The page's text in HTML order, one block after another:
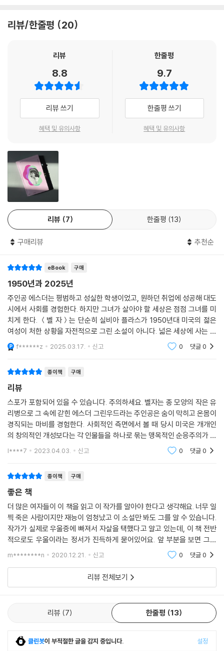
--- p.127~129
기니 여사에게 감사해야 한다는 것은 알았지만 그런 감정이 생기지 않았
라. 내가 어디 있든?배의 갑판이든 파리나 방콕의 거리 카페든? 나 자신의
시큼한 공기 속에서 속을 태우며 벨 자종 모양의 유리관 밑에 앉아 있을 테
니까.
--- p.245~246
다시 눈이 내려 조앤의 새 무덤 자리를 지우리라.
나는 깊이 숨을 쉬고 예전 같은 심장박동 소리에 귀 기울였다.
나는 살아 있다, 나는 살아 있다, 나는 살아 있다.
--- p.323~324
텔을 “아마존Amazon”이라 이름 지음으로써, 단순히 “바비존Barbizo
n”의 발음과 가깝다는 것을 즐기는 데에서 그치지 않고 이 호텔의 전체적
는 곳에서 딸들이 살기를 바”라는 “부자 부모를 둔 내 또래 여자애들이 주
로 묵”는 곳 말이다. 실비아 플라스는 이 소설의 주요한 테마가 남성과 여
성 사이의 적대감임을 밝히고 있다.
나아가 실비아 플라스는 이 “낯설게 하기”를 통해 에스더의 과거와 현재,
그리고 심리 상태를 치밀히 묘사함으로써 우리가 에스더의 삶을 보다 다각
도에서 들여다볼 수 있게 한다. 광기를 ‘숨막힐 듯한 벨 자가 머리 위로 내
서도 말이다. 벨 자가 언제 덮쳐올지는 아무도 모른다. 에스더를 비롯한 우
리는 언제나 벨 자 밑에 앉아 있을 것이므로.
“고요가 날 짓눌렀다. 그것은 내 자신의 고요였다.”
과거와 현재와 미래의 고통에 대한, 단순한 진실
열아홉 살 에스더 그린우드는 유명 잡지인 〈레이디스 데이〉의 공모전에 당
선되어 여름 한 달 동안 뉴욕에서 인턴으로 일하게 된다. 한적하고 전형적
생이었고 앞으로도 그렇게 살아갈 터였다.
나는 지역신문 〈가제트〉의 대학 통신원이었고 문예지의 편집자였다. 또 인
기 좋은 부서인 우등생위원회의 간사로 학문적·사회적 위반과 처벌을 담당
했다. 또 유명 여자 시인이기도 한 교수가 동부에 있는 여러 큰 대학의 대학
원에 추천해주겠다고 했다. 전액 장학금을 주겠다는 약속도 받았고, 이제
지성적인 패션 잡지의 최고 편집자에게 일을 배우게 됐다.
다. 에스더는 처음으로 맞닥뜨린 화려하고 음울한 대도시의 인간 군상 속
에서, 사실은 혼란스러워하고 있는 자기 자신을 발견한다. 도린처럼 화려
하게 살 수도 없으면서 엄마가 바라는 ‘모범적인 미국 여성’으로서의 삶을
감당할 자신도 없다. 비겁한 위선자인 버디 윌러드와 눈 딱 감고 결혼해서
의사 부인이 되어 안정적으로 살고 싶다는 바람 따위도 없지만 콘스탄틴
같은 남자와 적극적으로 만남을 이어가지도 못한다. 무엇보다도 그간 별
은, 아무것도 없었다. 에스더의 내면에는 이제 깊은 고요만이 존재한다.
큰 장학금을 따서 대학원에 진학하거나 학자금을 지원받아서 유럽에서 공
부할 생각을 늘 했다. 그 후 교수가 되어 시 관련 책을 집필하거나, 시에 대
한 책을 쓰면서 편집자가 될 계획이었다. 평상시에는 이런 계획을 이야기
했다.
나도 모르게 이런 말이 튀어나왔다. 그 말을 하면서 스스로 깊은 충격을 받
았다. 말을 입 밖에 낸 순간 그게 사실임을 알았으니까.
-49~50쪽
“미국 전역의 수많은 여대생이 선망하는”, “생애 최고의 시간”을 보냈어
야 할 에스더는 어딘가 텅 빈 채로 보스턴에 돌아온다. 유명 작가가 강의하
는 여름 학기 글쓰기 강좌를 들으며 다잡을 계획으로 버텼지만 지원자 선
정에서 탈락하면서 그야말로 갈 곳을 잃는다. “미친 듯이 공부하고, 읽고,
리뷰/한줄평 20
리뷰
8.8
리뷰 쓰기
혜택 및 유의사항
한줄평
9.7
한줄평 쓰기
혜택 및 유의사항
리뷰 7 한줄평 13
구매리뷰 추천순
eBook 구매
1950년과 2025년
주인공 에스더는 평범하고 성실한 학생이었고, 원하던 취업에 성공해 대도
시에서 사회를 경험한다. 하지만 그녀가 살아야 할 세상은 점점 그녀를 미
치게 한다. ＜벨 자＞는 단순히 실비아 플라스가 1950년대 미국의 젊은
여성이 처한 상황을 자전적으로 그린 소설이 아니다. 넓은 세상에 사는 것
같지만 사실은 유리덮개만 한 공간에서 삶을 채워가야 하는 우리 모두의
현실에 대한 통찰
f******z 2025.03.17. 신고 0 댓글0
종이책 구매
리뷰
스포가 포함되어 있을 수 있습니다. 주의하세요. 벨자는 종 모양의 작은 유
리병으로 그 속에 갇힌 에스더 그린우드라는 주인공은 숨이 막히고 온몸이
경직되는 마비를 경험한다. 사회적인 측면에서 볼 때 당시 미국은 개개인
의 창의적인 개성보다는 각 인물들을 하나로 묶는 맹목적인 순응주의가 훨
씬 강했던 때였고, 그러한 분위기에서 여성들이 자신의 능력이나 재능을
l****7 2023.04.03. 신고 0 댓글0
종이책 구매
좋은 책
더 많은 여자들이 이 책을 읽고 이 작가를 알아야 한다고 생각해요. 너무 일
찍 죽은 사람이지만 재능이 엄청났고 이 소설만 봐도 그를 알 수 있습니다.
작가가 실제로 우울증에 빠져서 자살을 택했다고 알고 있는데, 이 책 전반
적으로도 우울이라는 정서가 진득하게 묻어있어요. 앞 부분을 보면 그때
여자 주인공이 했던 생각이 지금도 적용되는 부분들이 많고 그래서 더더욱
m********n 2020.12.21. 신고 0 댓글0
리뷰 전체보기
리뷰 7 한줄평 13
클린봇이 부적절한 글을 감지 중입니다. 설정